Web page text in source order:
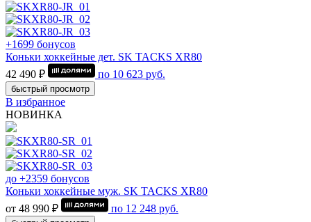
+1699 бонусов
Коньки хоккейные дет. SK TACKS XR80
42 490 ₽
по 10 623 руб.
быстрый просмотр
В избранное
НОВИНКА
до +2359 бонусов
Коньки хоккейные муж. SK TACKS XR80
от 48 990 ₽
по 12 248 руб.